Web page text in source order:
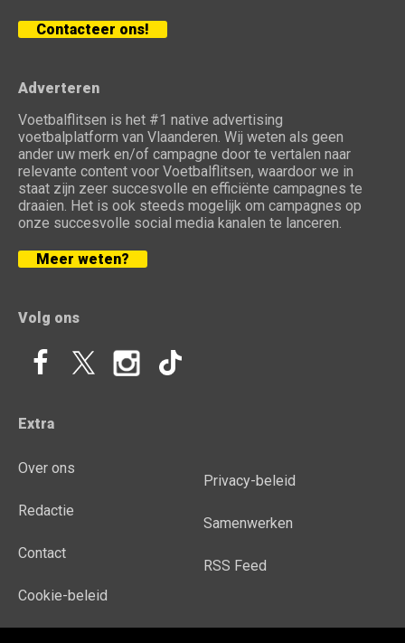
Contacteer ons!
Adverteren
Voetbalflitsen is het #1 native advertising
voetbalplatform van Vlaanderen. Wij weten als geen
ander uw merk en/of campagne door te vertalen naar
relevante content voor Voetbalflitsen, waardoor we in
staat zijn zeer succesvolle en efficiënte campagnes te
draaien. Het is ook steeds mogelijk om campagnes op
onze succesvolle social media kanalen te lanceren.
Meer weten?
Volg ons
Extra
Over ons
Redactie
Contact
Cookie-beleid
Privacy-beleid
Samenwerken
RSS Feed